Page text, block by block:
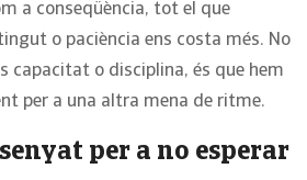
a conseqüència, tot el que
o paciència ens costa més. No
capacitat o disciplina, és que hem
per a una altra mena de ritme.
per a no esperar